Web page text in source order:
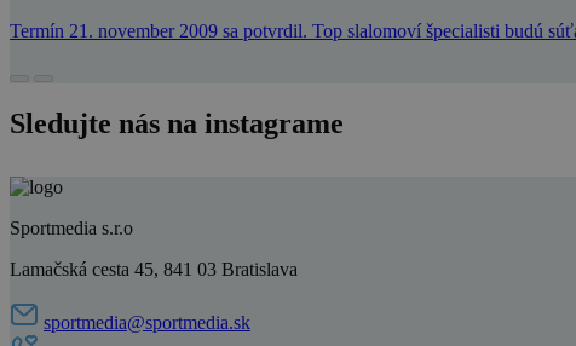
Termín 21. november 2009 sa potvrdil. Top slalomoví špecialisti budú
Sledujte nás na instagrame
Sportmedia s.r.o
Lamačská cesta 45, 841 03 Bratislava
sportmedia@sportmedia.sk